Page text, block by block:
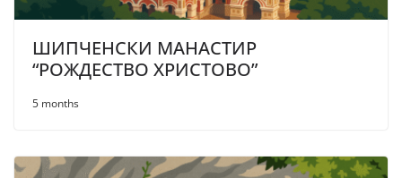
ШИПЧЕНСКИ МАНАСТИР
“РОЖДЕСТВО ХРИСТОВО”
5 months